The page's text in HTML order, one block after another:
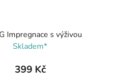
Impregnace s výživou
Skladem*
399 Kč